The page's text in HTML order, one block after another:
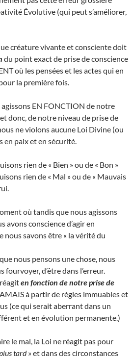
Évolutive (qui peut s’améliorer,
créature vivante et consciente doit
du point exact de prise de conscience
où les pensées et les actes qui en
la première fois.
EN FONCTION de notre
donc, de notre niveau de prise de
ne violons aucune Loi Divine (ou
paix et en sécurité.
rien de « Bien » ou de « Bon »
rien de « Mal » ou de « Mauvais
où tandis que nous agissons
avons conscience d’agir en
nous savons être « la vérité du
nous pensons une chose, nous
fourvoyer, d’être dans l’erreur.
en fonction de notre prise de
à partir de règles immuables et
(ce qui serait aberrant dans un
et en évolution permanente.)
le mal, la Loi ne réagit pas pour
tard» et dans des circonstances